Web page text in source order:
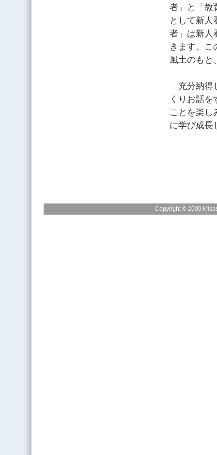
者」と「教
として新人
者」は新人
きます。こ
風土のもと
充分納得
くりお話
ことを楽し
に学び成長
Copyright © 2009